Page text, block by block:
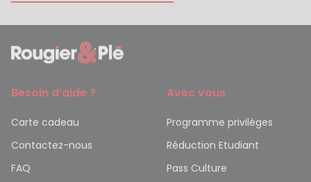
Besoin d’aide ?
Carte cadeau
Contactez-nous
FAQ
Avec vous
Programme privilèges
Réduction Etudiant
Pass Culture